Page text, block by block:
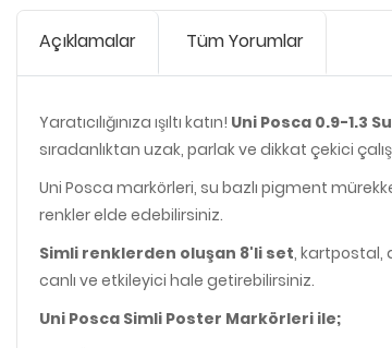
Açıklamalar Tüm Yorumlar
Yaratıcılığınıza ışıltı katın! Uni Posca 0.9-1.3
sıradanlıktan uzak, parlak ve dikkat çekici
Uni Posca markörleri, su bazlı pigment
renkler elde edebilirsiniz.
Simli renklerden oluşan 8'li set, kartpostal,
canlı ve etkileyici hale getirebilirsiniz.
Uni Posca Simli Poster Markörleri ile;